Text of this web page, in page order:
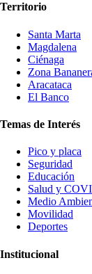
Territorio
Santa Marta
Magdalena
Ciénaga
Zona
Aracataca
El Banco
Temas de Interés
Pico y placa
Seguridad
Educación
Salud y
Medio
Movilidad
Deportes
Institucional